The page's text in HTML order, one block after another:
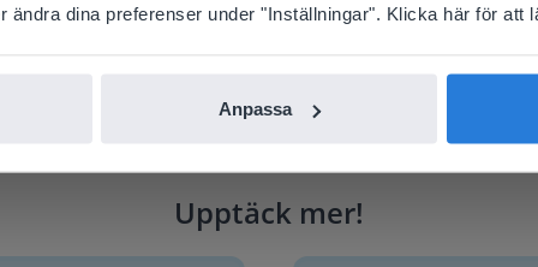
ändra dina preferenser under "Inställningar". Klicka här för att
Anpassa
Upptäck mer!
Svenska